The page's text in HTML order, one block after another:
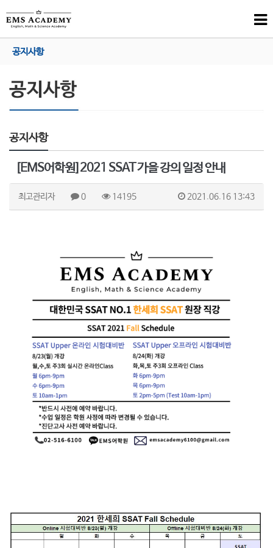
공지사항
공지사항
[EMS어학원]2021 SSAT 가을 강의 일정 안내
최고관리자 0 14195 2021.06.16 13:43